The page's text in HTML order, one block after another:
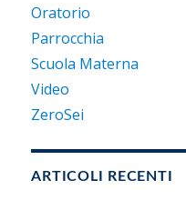
Oratorio
Parrocchia
Scuola Materna
Video
ZeroSei
ARTICOLI RECENTI